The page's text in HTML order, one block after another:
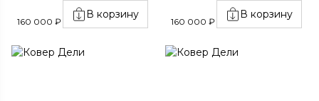
160 000 ₽
В корзину
160 000 ₽
В корзину